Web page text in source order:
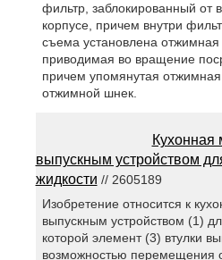
фильтр, заблокированный от
корпусе, причем внутри
съема установлена отжимная
приводимая во вращение
причем упомянутая
отжимной шнек.
Кухонная
выпускным устройством
жидкости // 2605189
Изобретение относится к
выпускным устройством (1)
которой элемент (3) втулки
возможностью перемещения